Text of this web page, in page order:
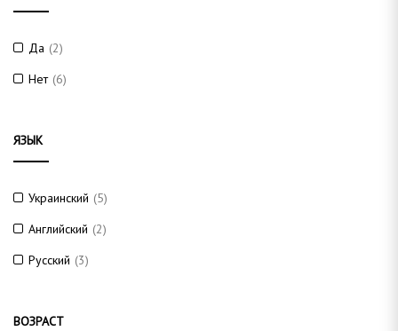
Да (2)
Нет (6)
ЯЗЫК
Украинский (5)
Английский (2)
Русский (3)
ВОЗРАСТ